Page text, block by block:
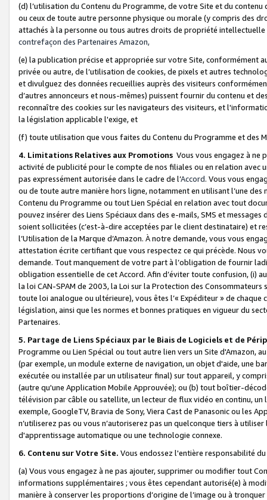
(d) l’utilisation du Contenu du Programme, de votre Site et du
ou ceux de toute autre personne physique ou morale (y compris des
attachés à la personne ou tous autres droits de propriété
contrefaçon des Partenaires Amazon,
(e) la publication précise et appropriée sur votre Site, conformément
privée ou autre, de l’utilisation de cookies, de pixels et autres
et divulguez des données recueillies auprès des visiteurs
d’autres annonceurs et nous-mêmes) puissent fournir du contenu et
reconnaître des cookies sur les navigateurs des visiteurs, et
la législation applicable l'exige, et
(f) toute utilisation que vous faites du Contenu du Programme et des
4. Limitations Relatives aux Promotions Vous vous engagez à ne
activité de publicité pour le compte de nos filiales ou en relation avec
pas expressément autorisée dans le cadre de l’Accord. Vous vous
ou de toute autre manière hors ligne, notamment en utilisant l’une
Contenu du Programme ou tout Lien Spécial en relation avec tout
pouvez insérer des Liens Spéciaux dans des e-mails, SMS et
soient sollicitées (c’est-à-dire acceptées par le client destinataire) et
l’Utilisation de la Marque d’Amazon. À notre demande, vous vous
attestation écrite certifiant que vous respectez ce qui précède. Nous
demande. Tout manquement de votre part à l’obligation de fournir
obligation essentielle de cet Accord. Afin d’éviter toute confusion, (i)
la loi CAN-SPAM de 2003, la Loi sur la Protection des
toute loi analogue ou ultérieure), vous êtes l’« Expéditeur » de
législation, ainsi que les normes et bonnes pratiques en vigueur du
Partenaires.
5. Partage de Liens Spéciaux par le Biais de Logiciels et de
Programme ou Lien Spécial ou tout autre lien vers un Site d'Amazon,
(par exemple, un module externe de navigation, un objet d'aide, une
exécutée ou installée par un utilisateur final) sur tout appareil, y
(autre qu'une Application Mobile Approuvée); ou (b) tout boîtier-
télévision par câble ou satellite, un lecteur de flux vidéo en continu,
exemple, GoogleTV, Bravia de Sony, Viera Cast de Panasonic ou les
n’utiliserez pas ou vous n’autoriserez pas un quelconque tiers à
d'apprentissage automatique ou une technologie connexe.
6. Contenu sur Votre Site. Vous endossez l'entière responsabilité
(a) Vous vous engagez à ne pas ajouter, supprimer ou modifier tout
informations supplémentaires ; vous êtes cependant autorisé(e) à
manière à conserver les proportions d’origine de l’image ou à